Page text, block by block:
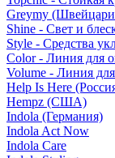
Greymy
Shine - Свет и
Style - Средства
Color - Линия для
Volume - Линия
Help Is Here
Hempz (США)
Indola (Германия)
Indola Act Now
Indola Care